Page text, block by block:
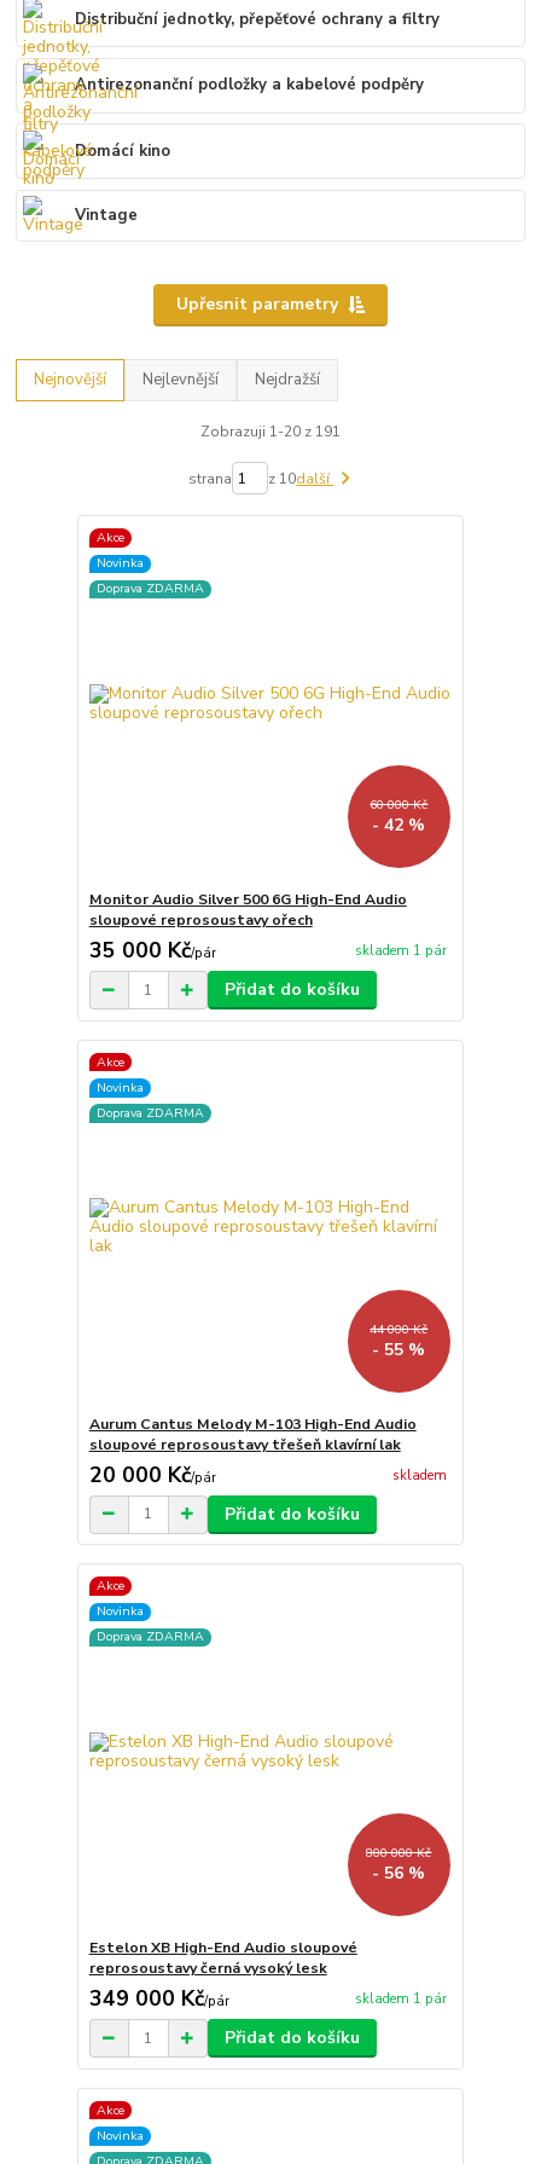
Distribuční jednotky, přepěťové ochrany a filtry
Antirezonanční podložky a kabelové podpěry
Domácí kino
Vintage
Upřesnit parametry
Nejnovější Nejlevnější Nejdražší
Zobrazuji 1-20 z 191
strana z 10další
Akce
Novinka
Doprava ZDARMA
60 000 Kč
- 42 %
Monitor Audio Silver 500 6G High-End Audio
sloupové reprosoustavy ořech
35 000 Kč/pár skladem 1 pár
Přidat do košíku
Akce
Novinka
Doprava ZDARMA
44 000 Kč
- 55 %
Aurum Cantus Melody M-103 High-End Audio
sloupové reprosoustavy třešeň klavírní lak
20 000 Kč/pár skladem
Přidat do košíku
Akce
Novinka
Doprava ZDARMA
800 000 Kč
- 56 %
Estelon XB High-End Audio sloupové
reprosoustavy černá vysoký lesk
349 000 Kč/pár skladem 1 pár
Přidat do košíku
Akce
Novinka